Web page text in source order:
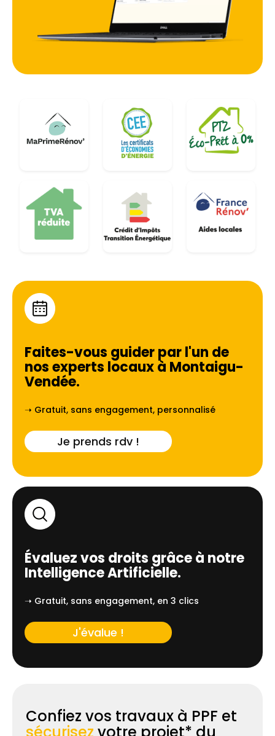
Faites-vous guider par l'un de
nos experts locaux à Montaigu-
Vendée.
➝ Gratuit, sans engagement, personnalisé
Je prends rdv !
Évaluez vos droits grâce à notre
Intelligence Artificielle.
➝ Gratuit, sans engagement, en 3 clics
J'évalue !
Confiez vos travaux à PPF et
sécurisez votre projet* du